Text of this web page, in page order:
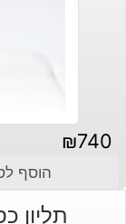
₪740
הוסף
תליון